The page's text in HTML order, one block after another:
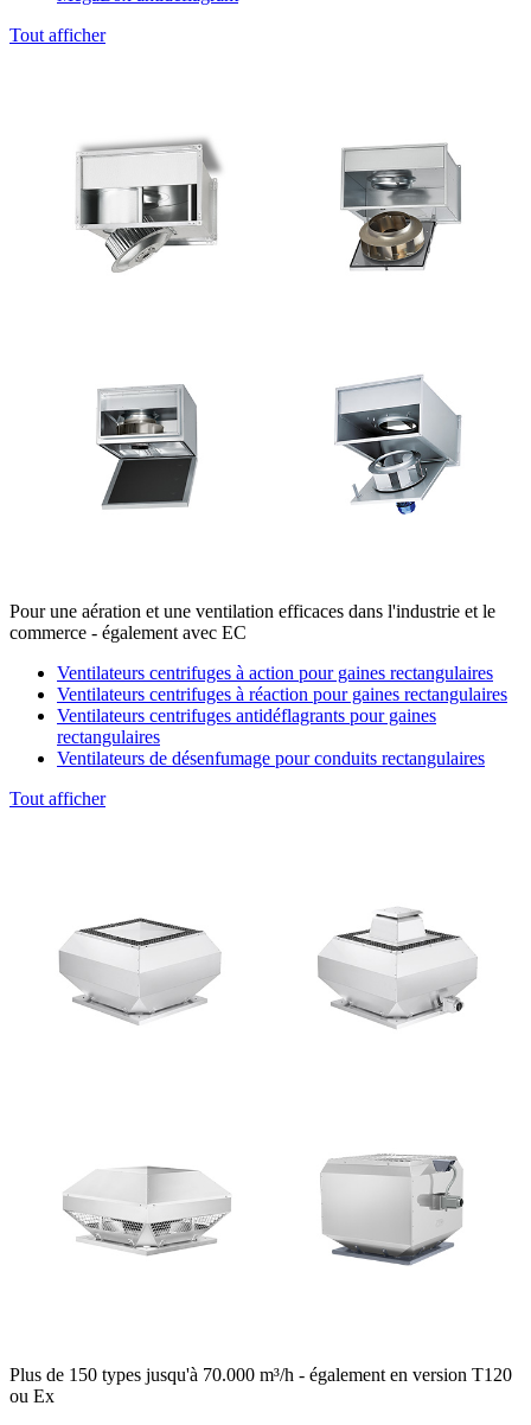
Tout afficher
Pour une aération et une ventilation efficaces dans l'industrie et le
commerce - également avec EC
Ventilateurs centrifuges à action pour gaines rectangulaires
Ventilateurs centrifuges à réaction pour gaines rectangulaires
Ventilateurs centrifuges antidéflagrants pour gaines
rectangulaires
Ventilateurs de désenfumage pour conduits rectangulaires
Tout afficher
Plus de 150 types jusqu'à 70.000 m³/h - également en version T120
ou Ex